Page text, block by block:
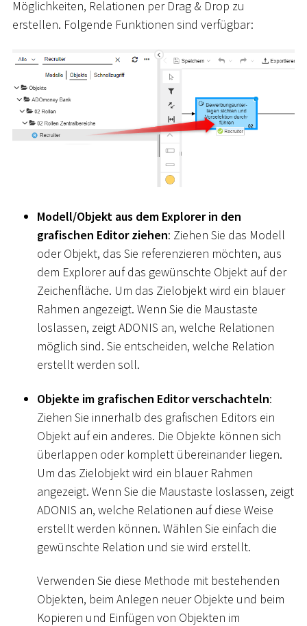
Möglichkeiten, Relationen per Drag & Drop zu
erstellen. Folgende Funktionen sind verfügbar:
Modell/Objekt aus dem Explorer in den
grafischen Editor ziehen: Ziehen Sie das Modell
oder Objekt, das Sie referenzieren möchten, aus
dem Explorer auf das gewünschte Objekt auf der
Zeichenfläche. Um das Zielobjekt wird ein blauer
Rahmen angezeigt. Wenn Sie die Maustaste
loslassen, zeigt ADONIS an, welche Relationen
möglich sind. Sie entscheiden, welche Relation
erstellt werden soll.
Objekte im grafischen Editor verschachteln:
Ziehen Sie innerhalb des grafischen Editors ein
Objekt auf ein anderes. Die Objekte können sich
überlappen oder komplett übereinander liegen.
Um das Zielobjekt wird ein blauer Rahmen
angezeigt. Wenn Sie die Maustaste loslassen, zeigt
ADONIS an, welche Relationen auf diese Weise
erstellt werden können. Wählen Sie einfach die
gewünschte Relation und sie wird erstellt.
Verwenden Sie diese Methode mit bestehenden
Objekten, beim Anlegen neuer Objekte und beim
Kopieren und Einfügen von Objekten im